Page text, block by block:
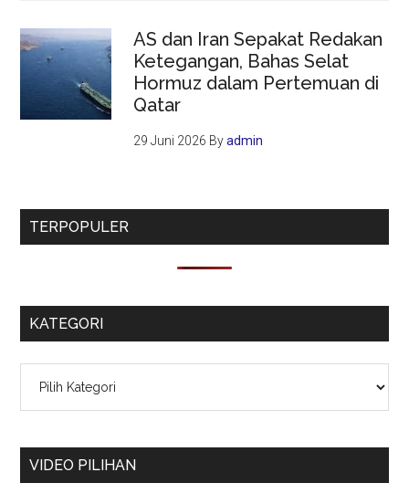
AS dan Iran Sepakat Redakan
Ketegangan, Bahas Selat
Hormuz dalam Pertemuan di
Qatar
29 Juni 2026 Byadmin
TERPOPULER
KATEGORI
VIDEO PILIHAN